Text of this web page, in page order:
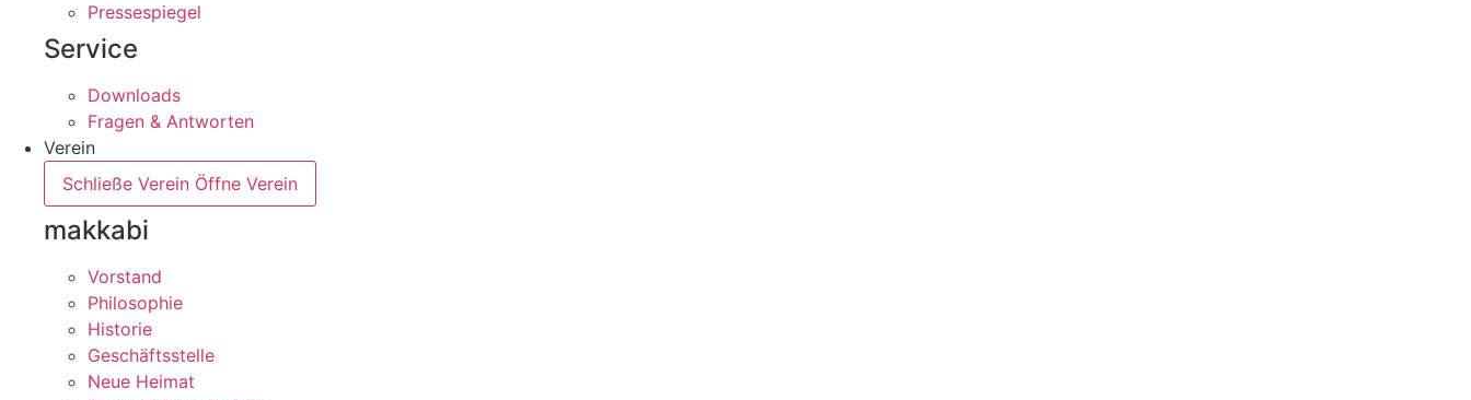
Pressespiegel
Service
Downloads
Fragen & Antworten
Verein
Schließe Verein Öffne Verein
makkabi
Vorstand
Philosophie
Historie
Geschäftsstelle
Neue Heimat